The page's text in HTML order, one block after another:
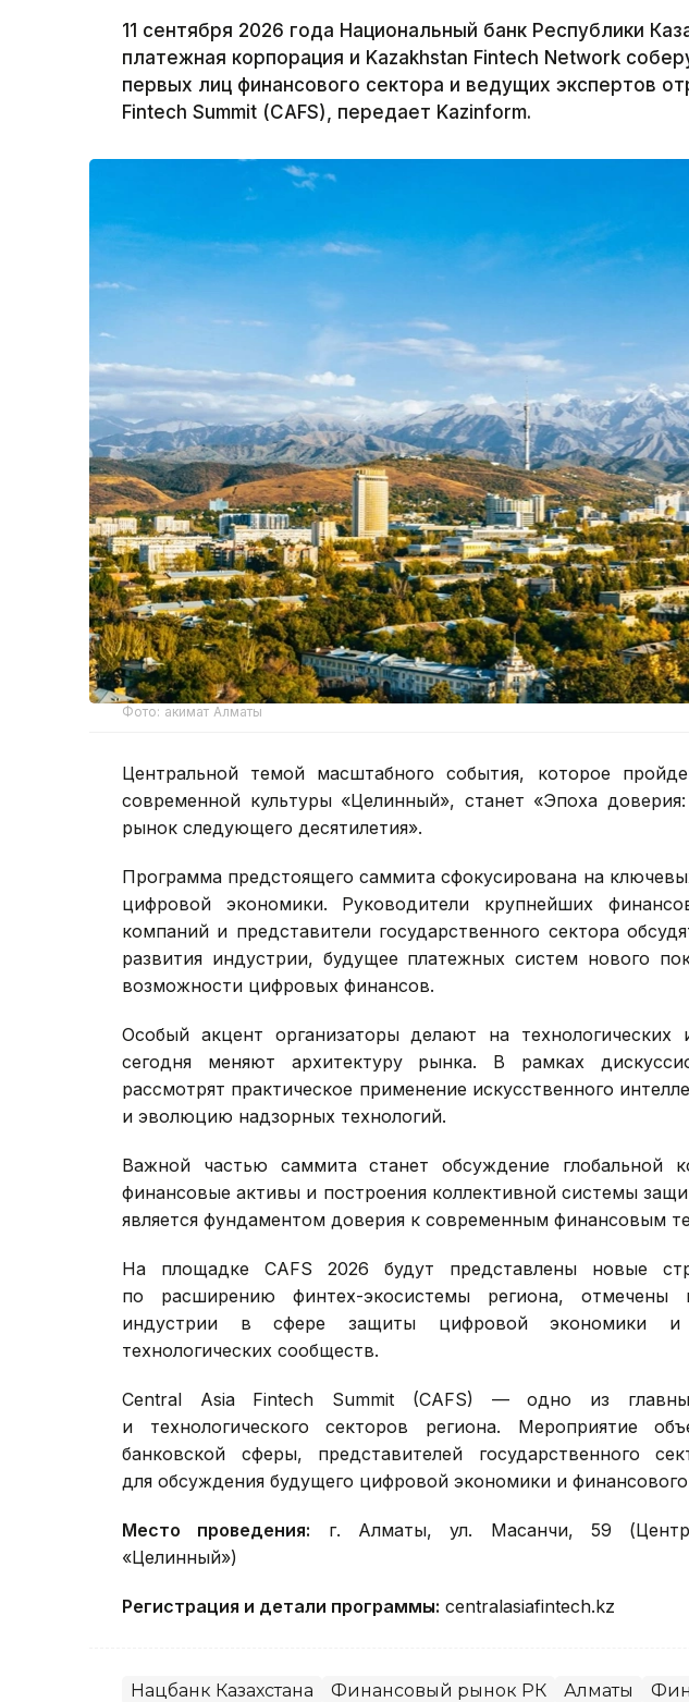
11 сентября 2026 года Национальный банк Республики
платежная корпорация и Kazakhstan Fintech Network
первых лиц финансового сектора и ведущих экспертов
Fintech Summit (CAFS), передает Kazinform.
Фото: акимат Алматы
Центральной темой масштабного события, которое
современной культуры «Целинный», станет «Эпоха
рынок следующего десятилетия».
Программа предстоящего саммита сфокусирована на
цифровой экономики. Руководители крупнейших
компаний и представители государственного сектора
развития индустрии, будущее платежных систем нового
возможности цифровых финансов.
Особый акцент организаторы делают на технологических
сегодня меняют архитектуру рынка. В рамках
рассмотрят практическое применение искусственного
и эволюцию надзорных технологий.
Важной частью саммита станет обсуждение глобальной
финансовые активы и построения коллективной системы
является фундаментом доверия к современным финансовым
На площадке CAFS 2026 будут представлены новые
по расширению финтех-экосистемы региона, отмечены
индустрии в сфере защиты цифровой экономики и
технологических сообществ.
Central Asia Fintech Summit (CAFS) — одно из
и технологического секторов региона. Мероприятие
банковской сферы, представителей государственного
для обсуждения будущего цифровой экономики и
Место проведения: г. Алматы, ул. Масанчи, 59 (Центр
«Целинный»)
Регистрация и детали программы: centralasiafintech.kz
Нацбанк Казахстана Финансовый рынок РК Алматы